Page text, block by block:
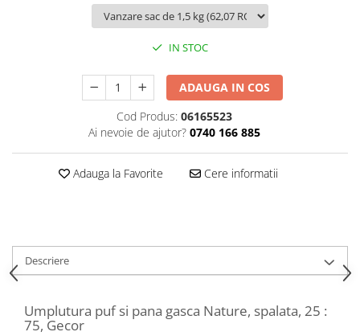
IN STOC
ADAUGA IN COS
Cod Produs: 06165523
Ai nevoie de ajutor? 0740 166 885
Adauga la Favorite Cere informatii
Descriere
Umplutura puf si pana gasca Nature, spalata, 25 :
75, Gecor